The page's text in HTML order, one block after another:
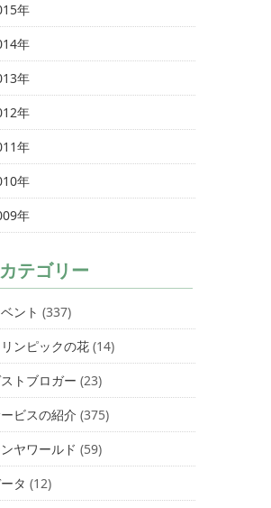
年
年
年
年
年
年
年
カテゴリー
ント (337)
ンピックの花 (14)
トブロガー (23)
ビスの紹介 (375)
ヤワールド (59)
タ (12)